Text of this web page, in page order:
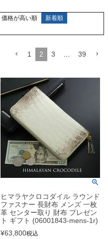
価格が高い順
新着順
1 2 3 39
ヒマラヤクロコダイル ラウンド
ファスナー 長財布 メンズ 一枚
革 センター取り 財布 プレゼン
ト ギフト (06001843-mens-1r)
¥63,800税込